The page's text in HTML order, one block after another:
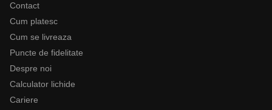
Contact
Cum platesc
Cum se livreaza
Puncte de fidelitate
Despre noi
Calculator lichide
Cariere